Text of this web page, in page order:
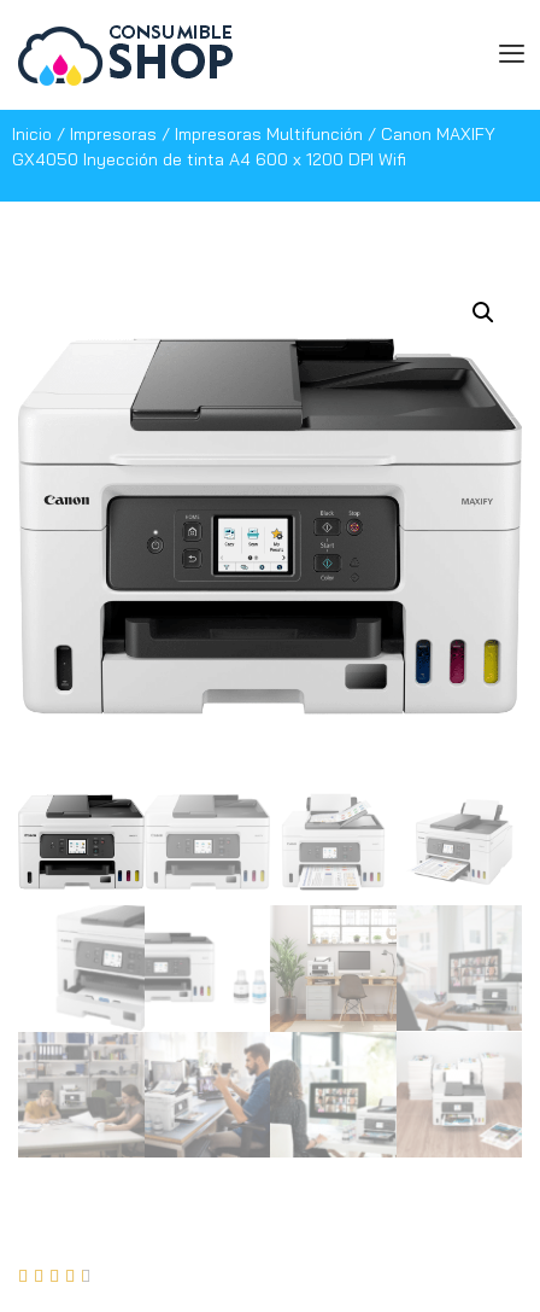
Inicio / Impresoras / Impresoras Multifunción / Canon MAXIFY
GX4050 Inyección de tinta A4 600 x 1200 DPI Wifi
    